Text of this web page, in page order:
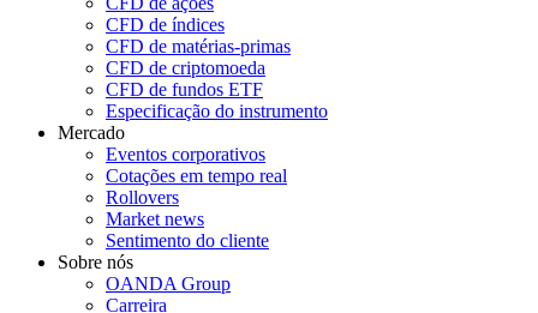
CFD de índices
CFD de matérias-primas
CFD de criptomoeda
CFD de fundos ETF
Especificação do instrumento
Mercado
Eventos corporativos
Cotações em tempo real
Rollovers
Market news
Sentimento do cliente
Sobre nós
OANDA Group
Carreira